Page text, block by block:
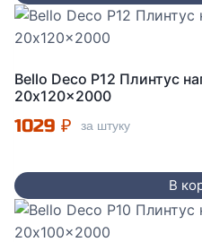
Bello Deco P12 Плинтус
20x120x2000
1029 ₽ за штуку
В